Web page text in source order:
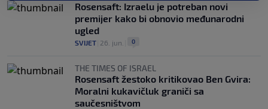
Rosensaft: Izraelu je potreban novi
premijer kako bi obnovio međunarodni
ugled
SVIJET 26. jun. 0
THE TIMES OF ISRAEL
Rosensaft žestoko kritikovao Ben Gvira:
Moralni kukavičluk graniči sa
saučesništvom